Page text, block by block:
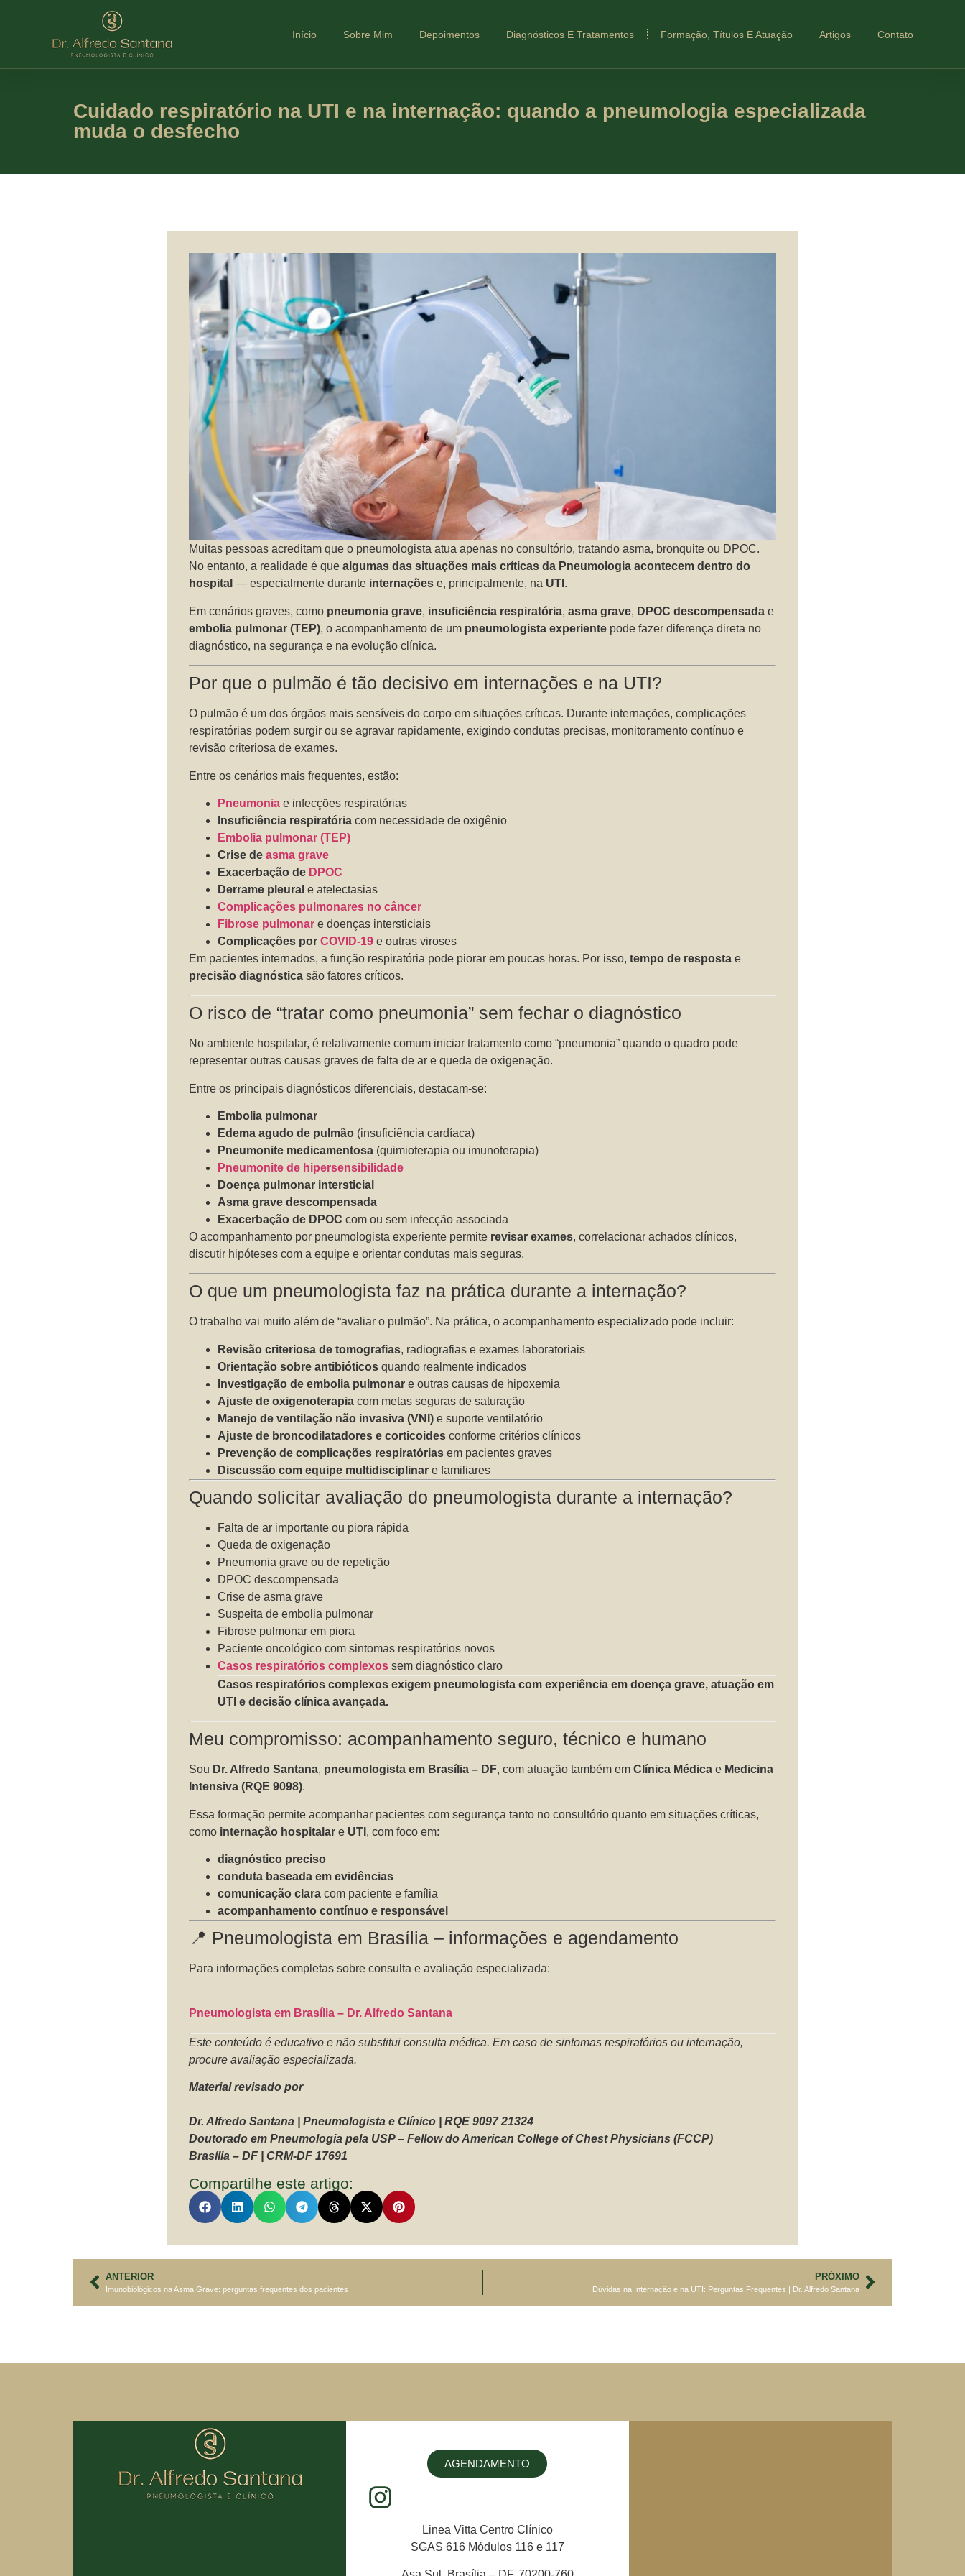
Início Sobre Mim Depoimentos Diagnósticos E Tratamentos Formação, Títulos E Atuação Artigos Contato
Cuidado respiratório na UTI e na internação: quando a pneumologia especializada
muda o desfecho
Muitas pessoas acreditam que o pneumologista atua apenas no consultório, tratando asma, bronquite ou DPOC.
No entanto, a realidade é quealgumas das situações mais críticas da Pneumologia acontecem dentro do
hospital — especialmente durante internações e, principalmente, na UTI .
Em cenários graves, como pneumonia grave, insuficiência respiratória,asma grave, DPOC descompensada e
embolia pulmonar (TEP), o acompanhamento de um pneumologista experiente pode fazer diferença direta no
diagnóstico, na segurança e na evolução clínica.
Por que o pulmão é tão decisivo em internações e na UTI?
O pulmão é um dos órgãos mais sensíveis do corpo em situações críticas. Durante internações, complicações
respiratórias podem surgir ou se agravar rapidamente, exigindo condutas precisas, monitoramento contínuo e
revisão criteriosa de exames.
Entre os cenários mais frequentes, estão:
Pneumonia e infecções respiratórias
Insuficiência respiratória com necessidade de oxigênio
Embolia pulmonar (TEP)
Crise deasma grave
Exacerbação de DPOC
Derrame pleural e atelectasias
Complicações pulmonares no câncer
Fibrose pulmonar e doenças intersticiais
Complicações porCOVID-19 e outras viroses
Em pacientes internados, a função respiratória pode piorar em poucas horas. Por isso,tempo de resposta e
precisão diagnóstica são fatores críticos.
O risco de “tratar como pneumonia” sem fechar o diagnóstico
No ambiente hospitalar, é relativamente comum iniciar tratamento como “pneumonia” quando o quadro pode
representar outras causas graves de falta de ar e queda de oxigenação.
Entre os principais diagnósticos diferenciais, destacam-se:
Embolia pulmonar
Edema agudo de pulmão (insuficiência cardíaca)
Pneumonite medicamentosa (quimioterapia ou imunoterapia)
Pneumonite de hipersensibilidade
Doença pulmonar intersticial
Asma grave descompensada
Exacerbação de DPOC com ou sem infecção associada
O acompanhamento por pneumologista experiente permite revisar exames, correlacionar achados clínicos,
discutir hipóteses com a equipe e orientar condutas mais seguras.
O que um pneumologista faz na prática durante a internação?
O trabalho vai muito além de “avaliar o pulmão”. Na prática, o acompanhamento especializado pode incluir:
Revisão criteriosa de tomografias, radiografias e exames laboratoriais
Orientação sobre antibióticos quando realmente indicados
Investigação de embolia pulmonar e outras causas de hipoxemia
Ajuste de oxigenoterapia com metas seguras de saturação
Manejo de ventilação não invasiva (VNI) e suporte ventilatório
Ajuste de broncodilatadores e corticoides conforme critérios clínicos
Prevenção de complicações respiratórias em pacientes graves
Discussão com equipe multidisciplinar e familiares
Quando solicitar avaliação do pneumologista durante a internação?
Falta de ar importante ou piora rápida
Queda de oxigenação
Pneumonia grave ou de repetição
DPOC descompensada
Crise de asma grave
Suspeita de embolia pulmonar
Fibrose pulmonar em piora
Paciente oncológico com sintomas respiratórios novos
Casos respiratórios complexos sem diagnóstico claro
Casos respiratórios complexos exigem pneumologista com experiência em doença grave, atuação em
UTI e decisão clínica avançada.
Meu compromisso: acompanhamento seguro, técnico e humano
Sou Dr. Alfredo Santana, pneumologista em Brasília – DF, com atuação também emClínica Médica e Medicina
Intensiva (RQE 9098).
Essa formação permite acompanhar pacientes com segurança tanto no consultório quanto em situações críticas,
como internação hospitalar e UTI , com foco em:
diagnóstico preciso
conduta baseada em evidências
comunicação clara com paciente e família
acompanhamento contínuo e responsável
📍 Pneumologista em Brasília – informações e agendamento
Para informações completas sobre consulta e avaliação especializada:
Pneumologista em Brasília – Dr. Alfredo Santana
Este conteúdo é educativo e não substitui consulta médica. Em caso de sintomas respiratórios ou internação,
procure avaliação especializada.
Material revisado por
Dr. Alfredo Santana | Pneumologista e Clínico | RQE 9097 21324
Doutorado em Pneumologia pela USP – Fellow do American College of Chest Physicians (FCCP)
Brasília – DF | CRM-DF 17691
Compartilhe este artigo:
ANTERIOR
Imunobiológicos na Asma Grave: perguntas frequentes dos pacientes
PRÓXIMO
Dúvidas na Internação e na UTI: Perguntas Frequentes | Dr. Alfredo Santana
AGENDAMENTO
Linea Vitta Centro Clínico
SGAS 616 Módulos 116 e 117